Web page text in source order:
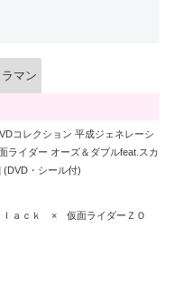
マン
コレクション 平成ジェネレーシ
ライダー オーズ＆ダブルfeat.スカ
(DVD・シール付)
ｌａｃｋ × 仮面ライダーＺＯ